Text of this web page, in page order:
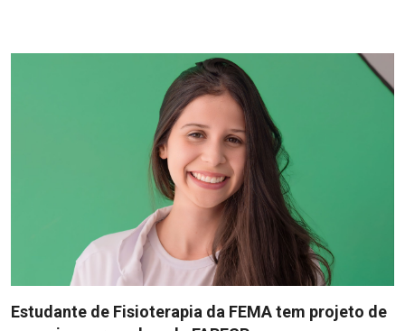
Estudante de Fisioterapia da FEMA tem projeto de